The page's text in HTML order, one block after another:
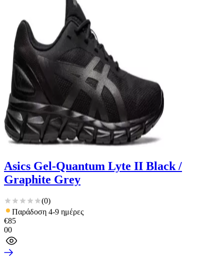
Asics Gel-Quantum Lyte II Black /
Graphite Grey
(0)
Παράδοση 4-9 ημέρες
€85
00